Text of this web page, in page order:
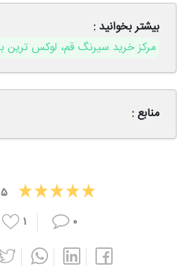
بیشتر بخوانید :
مرکز خرید سیرنگ قم، لوکس ترین
منابع :
۵
۰
۱